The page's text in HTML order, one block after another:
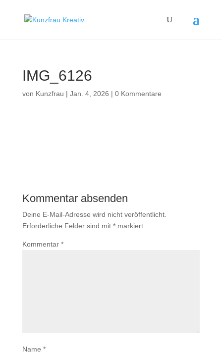
IMG_6126
von Kunzfrau | Jan. 4, 2026 | 0 Kommentare
Kommentar absenden
Deine E-Mail-Adresse wird nicht veröffentlicht.
Erforderliche Felder sind mit *markiert
Kommentar *
Name *